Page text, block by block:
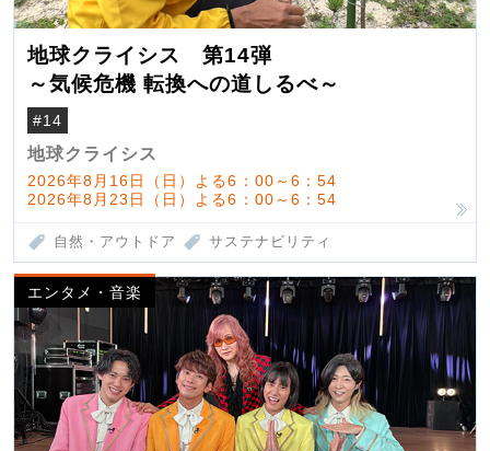
地球クライシス 第14弾
～気候危機 転換への道しるべ～
#14
地球クライシス
2026年8月16日（日）よる6：00～6：54
2026年8月23日（日）よる6：00～6：54
自然・アウトドア サステナビリティ
エンタメ・音楽